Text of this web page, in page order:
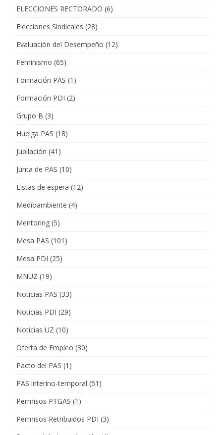
ELECCIONES RECTORADO (6)
Elecciones Sindicales (28)
Evaluación del Desempeño (12)
Feminismo (65)
Formación PAS (1)
Formación PDI (2)
Grupo B (3)
Huelga PAS (18)
Jubilación (41)
Junta de PAS (10)
Listas de espera (12)
Medioambiente (4)
Mentoring (5)
Mesa PAS (101)
Mesa PDI (25)
MNUZ (19)
Noticias PAS (33)
Noticias PDI (29)
Noticias UZ (10)
Oferta de Empleo (30)
Pacto del PAS (1)
PAS interino-temporal (51)
Permisos PTGAS (1)
Permisos Retribuidos PDI (3)